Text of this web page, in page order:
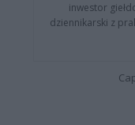
inwestor
dziennikarski z